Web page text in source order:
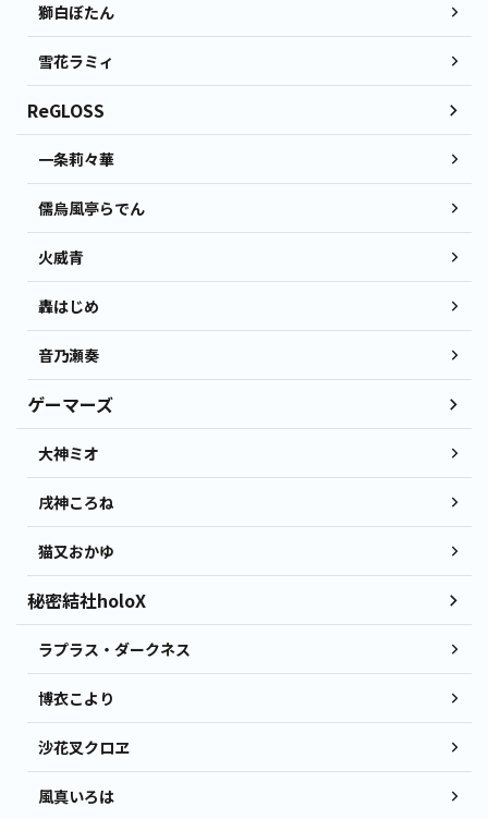
獅白ぼたん
雪花ラミィ
ReGLOSS
一条莉々華
儒烏風亭らでん
火威青
轟はじめ
音乃瀬奏
ゲーマーズ
大神ミオ
戌神ころね
猫又おかゆ
秘密結社holoX
ラプラス・ダークネス
博衣こより
沙花叉クロヱ
風真いろは